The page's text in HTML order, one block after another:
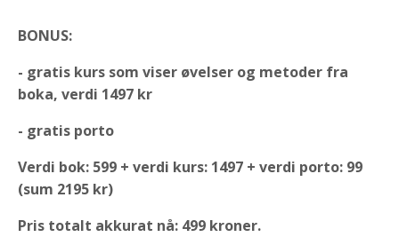
BONUS:
- gratis kurs som viser øvelser og metoder fra
boka, verdi 1497 kr
- gratis porto
Verdi bok: 599 + verdi kurs: 1497 + verdi porto: 99
(sum 2195 kr)
Pris totalt akkurat nå: 499 kroner.